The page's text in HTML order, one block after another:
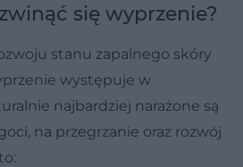
się wyprzenie?
stanu zapalnego skóry
występuje w
najbardziej narażone są
na przegrzanie oraz rozwój